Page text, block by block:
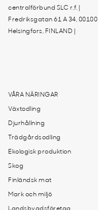
centralförbund SLC r.f. |
Fredriksgatan 61 A 34, 00100
Helsingfors, FINLAND |
VÅRA NÄRINGAR
Växtodling
Djurhållning
Trädgårdsodling
Ekologisk produktion
Skog
Finländsk mat
Mark och miljö